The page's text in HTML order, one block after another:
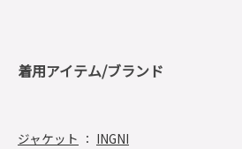
着用アイテム/ブランド
ジャケット ： INGNI